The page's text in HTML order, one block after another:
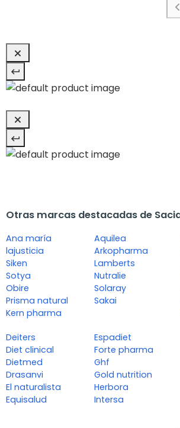
Otras marcas destacadas de
Ana maría
lajusticia
Siken
Sotya
Obire
Prisma natural
Kern pharma
Aquilea
Arkopharma
Lamberts
Nutralie
Solaray
Sakai
Deiters
Diet clinical
Dietmed
Drasanvi
El naturalista
Equisalud
Espadiet
Forte pharma
Ghf
Gold nutrition
Herbora
Intersa